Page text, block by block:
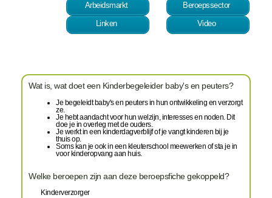
Arbeidsmarkt
Beroepssector
Linken
Video
Wat is, wat doet een Kinderbegeleider baby's en peuters?
Je begeleidt baby's en peuters in hun ontwikkeling en verzorgt
ze.
Je hebt aandacht voor hun welzijn, interesses en noden. Dit
doe je in overleg met de ouders.
Je werkt in een kinderdagverblijf of je vangt kinderen bij je
thuis op.
Soms kan je ook in een kleuterschool meewerken of sta je in
voor kinderopvang aan huis.
Welke beroepen zijn aan deze beroepsfiche gekoppeld?
Kinderverzorger